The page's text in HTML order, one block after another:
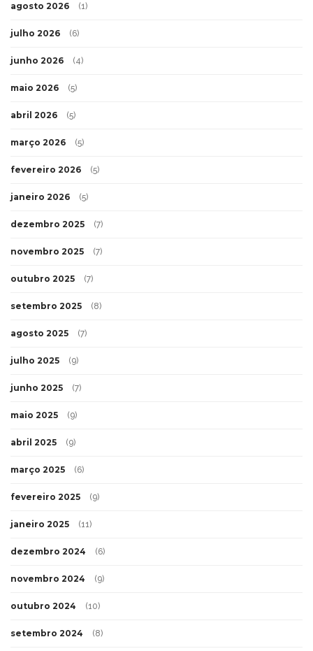
agosto 2026 (1)
julho 2026 (6)
junho 2026 (4)
maio 2026 (5)
abril 2026 (5)
março 2026 (5)
fevereiro 2026 (5)
janeiro 2026 (5)
dezembro 2025 (7)
novembro 2025 (7)
outubro 2025 (7)
setembro 2025 (8)
agosto 2025 (7)
julho 2025 (9)
junho 2025 (7)
maio 2025 (9)
abril 2025 (9)
março 2025 (6)
fevereiro 2025 (9)
janeiro 2025 (11)
dezembro 2024 (6)
novembro 2024 (9)
outubro 2024 (10)
setembro 2024 (8)